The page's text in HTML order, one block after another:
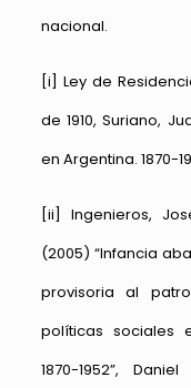
nacional.
[i]
Ley de
de 1910, Suriano,
en Argentina. 1870-
[ii]
Ingenieros,
(2005) “Infancia
provisoria al
políticas sociales
1870-1952”,